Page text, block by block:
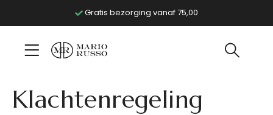
Gratis bezorging vanaf 75,00
Klachtenregeling